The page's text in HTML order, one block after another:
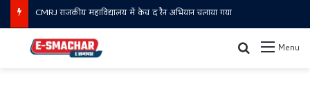
CMRJ राजकीय महाविद्यालय में केच द रैन अभियान चलाया गया
Menu
Search for